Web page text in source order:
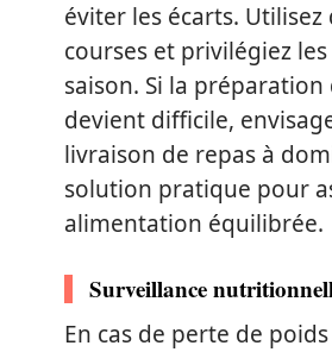
éviter les écarts. Utilisez
courses et privilégiez
saison. Si la préparation
devient difficile,
livraison de repas à
solution pratique pour
alimentation équilibrée.
Surveillance
En cas de perte de